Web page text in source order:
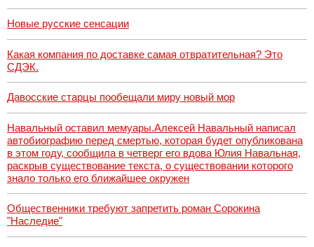
Новые русские сенсации
Какая компания по доставке самая отвратительная? Это
СДЭК.
Давосские старцы пообещали миру новый мор
Навальный оставил мемуары.Алексей Навальный написал
автобиографию перед смертью, которая будет опубликована
в этом году, сообщила в четверг его вдова Юлия Навальная,
раскрыв существование текста, о существовании которого
знало только его ближайшее окружен
Общественники требуют запретить роман Сорокина
"Наследие"